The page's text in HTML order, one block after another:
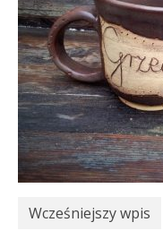
Wcześniejszy wpis